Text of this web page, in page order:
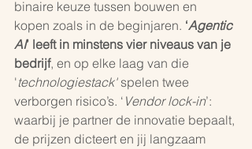
binaire keuze tussen bouwen en
kopen zoals in de beginjaren. ‘Agentic
AI’ leeft in minstens vier niveaus van je
bedrijf, en op elke laag van die
'technologiestack' spelen twee
verborgen risico’s. ‘ Vendor lock-in’:
waarbij je partner de innovatie bepaalt,
de prijzen dicteert en jij langzaam